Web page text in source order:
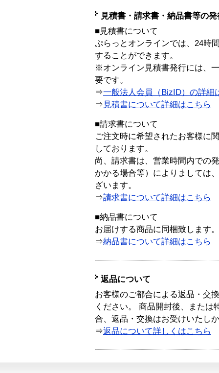
見積書・請求書・納品書等の
■見積書について
ぷらっとオンラインでは、24時
することができます。
※オンライン見積書発行には、
要です。
⇒一般法人会員（BizID）の詳細
⇒ 見積書について詳細はこちら
■請求書について
ご注文時に希望されたお客様に
しております。
尚、請求書は、営業時間内での
かかる場合等）によりましては
ざいます。
⇒請求書について詳細はこちら
■納品書について
お届けする商品に同梱致します。
⇒納品書について詳細はこちら
返品について
お客様のご都合による返品・交
ください。 商品開封後、または
合、返品・交換はお受けいたし
⇒返品について詳しくはこちら